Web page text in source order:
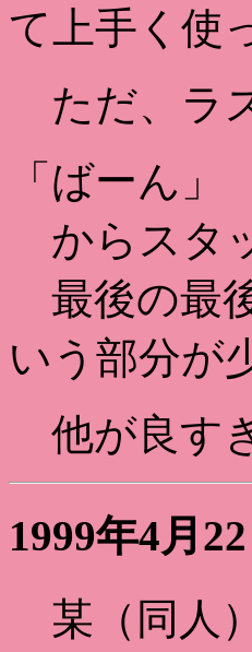
て上手く使
ただ、ラ
「ばーん」
からスタ
最後の最
いう部分が
他が良す
1999年4月
某（同人